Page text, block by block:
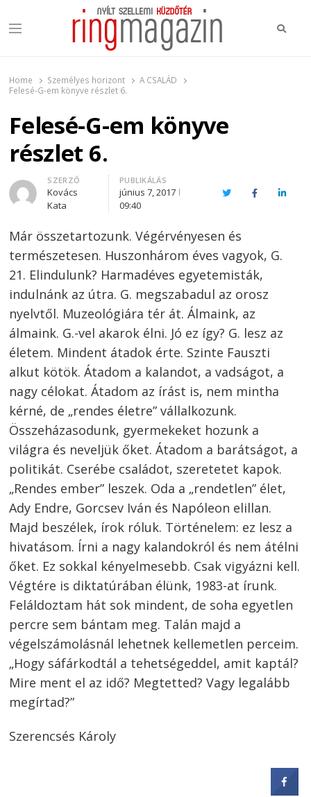
Menu
Home Személyes horizont
A CSALÁD
Felesé-G-em könyve részlet 6.
Felesé-G-em könyve
részlet 6.
Author
SZERZŐ
Kovács
Kata
PUBLIKÁLÁS
június 7, 2017
09:40
TwitterFacebook
Már összetartozunk. Végérvényesen és
természetesen. Huszonhárom éves vagyok, G.
21. Elindulunk? Harmadéves egyetemisták,
indulnánk az útra. G. megszabadul az orosz
nyelvtől. Muzeológiára tér át. Álmaink, az
álmaink. G.-vel akarok élni. Jó ez így? G. lesz az
életem. Mindent átadok érte. Szinte Fauszti
alkut kötök. Átadom a kalandot, a vadságot, a
nagy célokat. Átadom az írást is, nem mintha
kérné, de „rendes életre” vállalkozunk.
Összeházasodunk, gyermekeket hozunk a
világra és neveljük őket. Átadom a barátságot, a
politikát. Cserébe családot, szeretetet kapok.
„Rendes ember” leszek. Oda a „rendetlen” élet,
Ady Endre, Gorcsev Iván és Napóleon elillan.
Majd beszélek, írok róluk. Történelem: ez lesz a
hivatásom. Írni a nagy kalandokról és nem átélni
őket. Ez sokkal kényelmesebb. Csak vigyázni kell.
Végtére is diktatúrában élünk, 1983-at írunk.
Feláldoztam hát sok mindent, de soha egyetlen
percre sem bántam meg. Talán majd a
végelszámolásnál lehetnek kellemetlen perceim.
„Hogy sáfárkodtál a tehetségeddel, amit kaptál?
Mire ment el az idő? Megtetted? Vagy legalább
megírtad?”
Szerencsés Károly